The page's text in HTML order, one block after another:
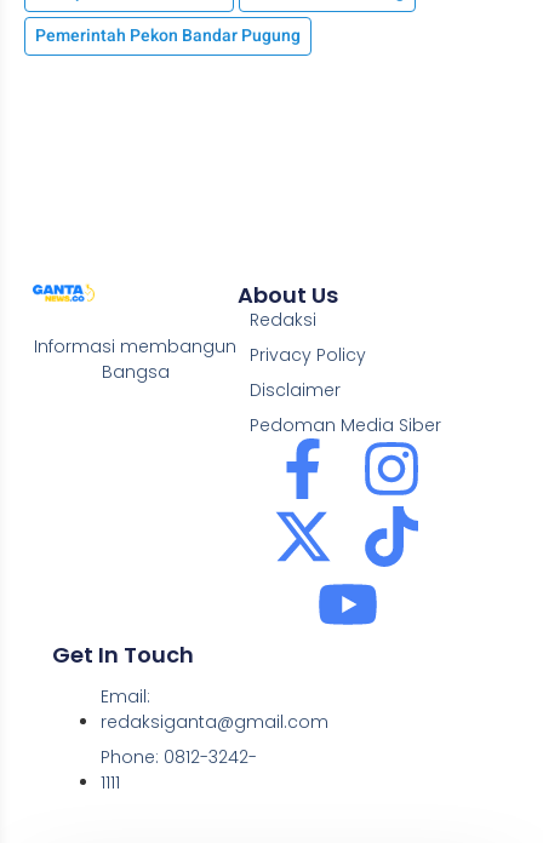
Pemerintah Pekon Bandar Pugung
Informasi membangun
Bangsa
About Us
Redaksi
Privacy Policy
Disclaimer
Pedoman Media Siber
Get In Touch
Email:
redaksiganta@gmail.com
Phone: 0812-3242-
1111